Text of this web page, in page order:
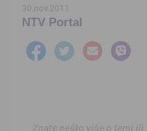
30.nov.2011
NTV Portal